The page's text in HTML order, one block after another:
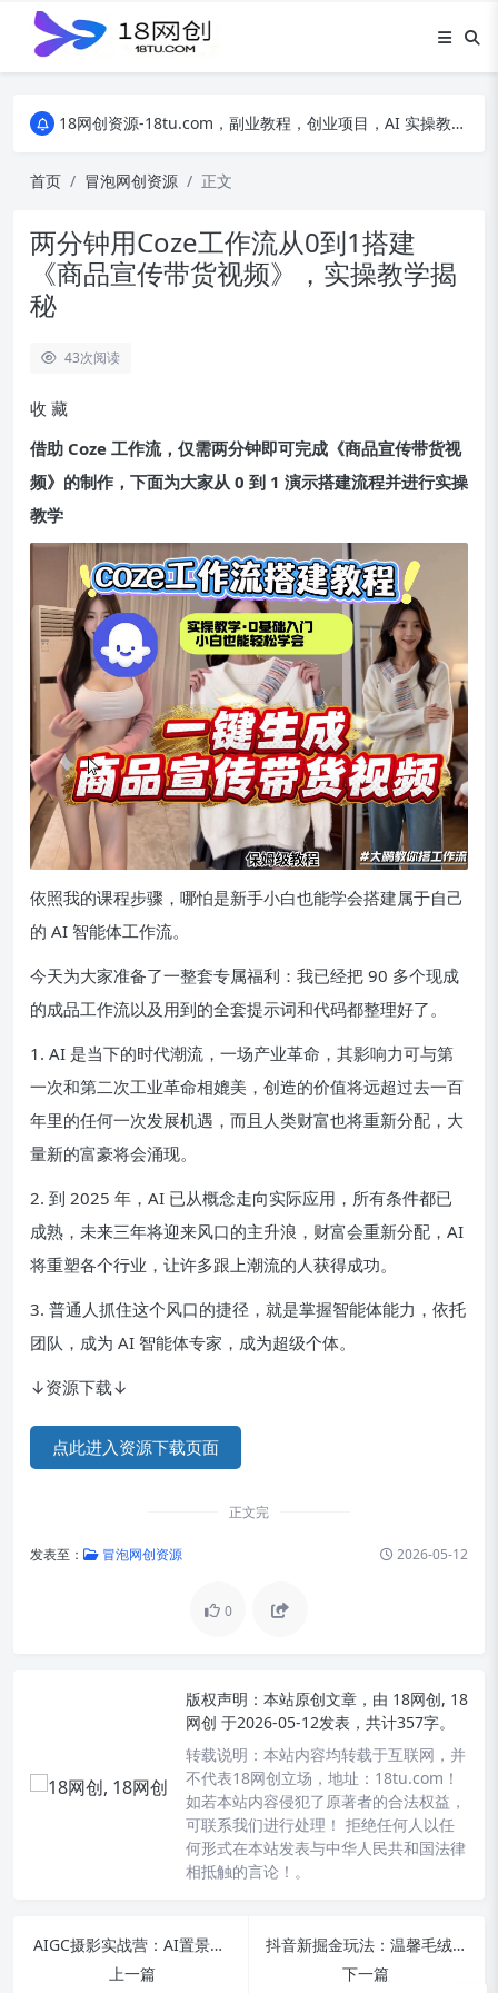
18网创资源-18tu.com，副业教程，创业项目，AI 实操教程，自媒体运营，电商干货，精品网盘资源，线上副业技巧，短视频创作教程
首页
冒泡网创资源 正文
两分钟用Coze工作流从0到1搭建
《商品宣传带货视频》，实操教学揭
秘
43次阅读
收 藏
借助 Coze 工作流，仅需两分钟即可完成《商品宣传带货视
频》的制作，下面为大家从 0 到 1 演示搭建流程并进行实操
教学
依照我的课程步骤，哪怕是新手小白也能学会搭建属于自己
的 AI 智能体工作流。
今天为大家准备了一整套专属福利：我已经把 90 多个现成
的成品工作流以及用到的全套提示词和代码都整理好了。
1. AI 是当下的时代潮流，一场产业革命，其影响力可与第
一次和第二次工业革命相媲美，创造的价值将远超过去一百
年里的任何一次发展机遇，而且人类财富也将重新分配，大
量新的富豪将会涌现。
2. 到 2025 年，AI 已从概念走向实际应用，所有条件都已
成熟，未来三年将迎来风口的主升浪，财富会重新分配，AI
将重塑各个行业，让许多跟上潮流的人获得成功。
3. 普通人抓住这个风口的捷径，就是掌握智能体能力，依托
团队，成为 AI 智能体专家，成为超级个体。
↓资源下载↓
点此进入资源下载页面
正文完
发表至： 冒泡网创资源 2026-05-12
0
版权声明： 本站原创文章，由 18网创, 18
网创 于2026-05-12发表，共计357字。
转载说明： 本站内容均转载于互联网，并
不代表18网创立场，地址：18tu.com！
如若本站内容侵犯了原著者的合法权益，
可联系我们进行处理！ 拒绝任何人以任
何形式在本站发表与中华人民共和国法律
相抵触的言论！。
AIGC摄影实战营：AI置景、合成精修与多工具实操，商业摄影全流程课程来袭
上一篇
抖音新掘金玩法：温馨毛绒日常治愈，45条作品涨粉84.6万，3天赚2580，全流程干货揭秘
下一篇